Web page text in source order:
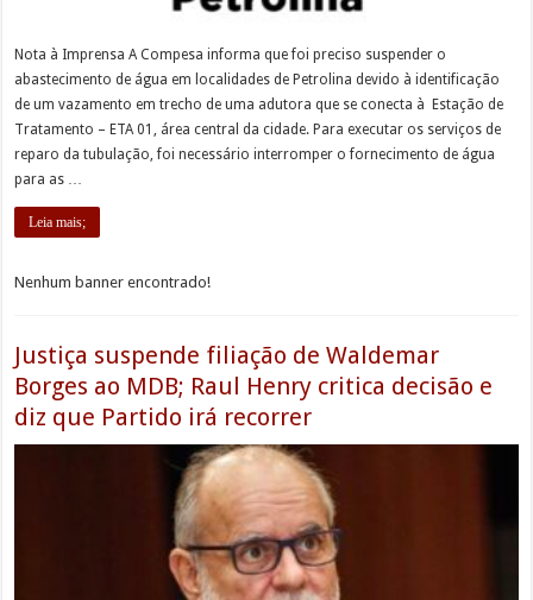
Nota à Imprensa A Compesa informa que foi preciso suspender o
abastecimento de água em localidades de Petrolina devido à identificação
de um vazamento em trecho de uma adutora que se conecta à Estação de
Tratamento – ETA 01, área central da cidade. Para executar os serviços de
reparo da tubulação, foi necessário interromper o fornecimento de água
para as …
Leia mais;
Nenhum banner encontrado!
Justiça suspende filiação de Waldemar
Borges ao MDB; Raul Henry critica decisão e
diz que Partido irá recorrer